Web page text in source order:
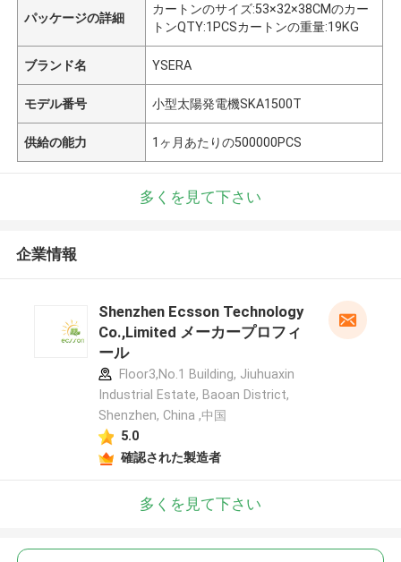
パッケージの詳細
カートンのサイズ:53×32×38CMのカー
トンQTY:1PCSカートンの重量:19KG
ブランド名 YSERA
モデル番号 小型太陽発電機SKA1500T
供給の能力 1ヶ月あたりの500000PCS
多くを見て下さい
企業情報
Shenzhen Ecsson Technology
Co.,Limited メーカープロフィ
ール
Floor3,No.1 Building, Jiuhuaxin
Industrial Estate, Baoan District,
Shenzhen, China ,中国
5.0
確認された製造者
多くを見て下さい